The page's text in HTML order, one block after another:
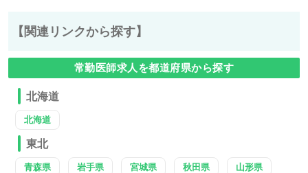
【関連リンクから探す】
常勤医師求人を都道府県から探す
北海道
北海道
東北
青森県 岩手県 宮城県 秋田県 山形県